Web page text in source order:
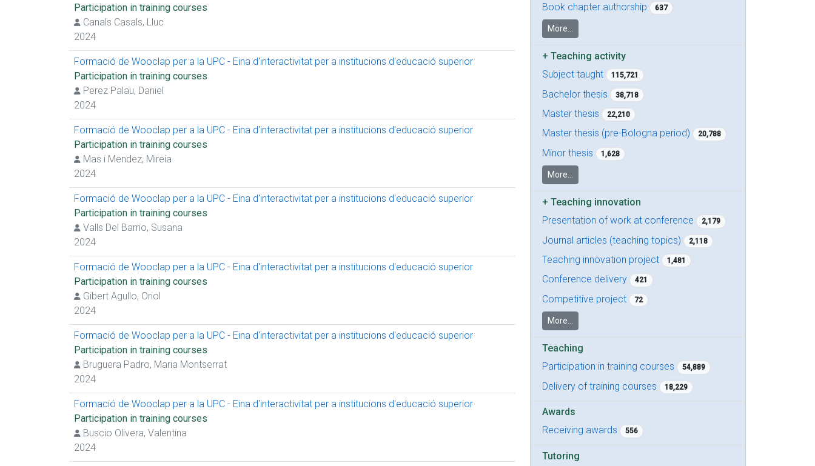
Participation in training courses
Canals Casals, Lluc
2024
Formació de Wooclap per a la UPC - Eina d'interactivitat per a institucions d'educació superior
Participation in training courses
Perez Palau, Daniel
2024
Formació de Wooclap per a la UPC - Eina d'interactivitat per a institucions d'educació superior
Participation in training courses
Mas i Mendez, Mireia
2024
Formació de Wooclap per a la UPC - Eina d'interactivitat per a institucions d'educació superior
Participation in training courses
Valls Del Barrio, Susana
2024
Formació de Wooclap per a la UPC - Eina d'interactivitat per a institucions d'educació superior
Participation in training courses
Gibert Agullo, Oriol
2024
Formació de Wooclap per a la UPC - Eina d'interactivitat per a institucions d'educació superior
Participation in training courses
Bruguera Padro, Maria Montserrat
2024
Formació de Wooclap per a la UPC - Eina d'interactivitat per a institucions d'educació superior
Participation in training courses
Buscio Olivera, Valentina
2024
Book chapter authorship 637
More...
+Teaching activity
Subject taught
115,721
Bachelor thesis 38,718
Master thesis 22,210
Master thesis (pre-Bologna period) 20,788
Minor thesis 1,628
More...
+Teaching innovation
Presentation of work at conference
2,179
Journal articles (teaching topics) 2,118
Teaching innovation project 1,481
Conference delivery 421
Competitive project 72
More...
Teaching
Participation in training courses
54,889
Delivery of training courses 18,229
Awards
Receiving awards
556
Tutoring